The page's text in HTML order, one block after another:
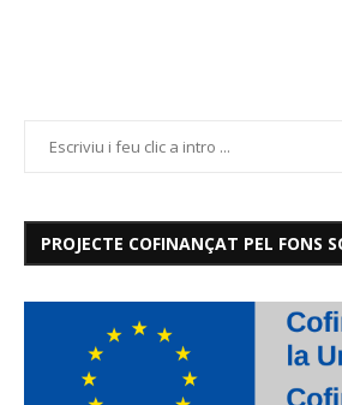
PROJECTE COFINANÇAT PEL FONS